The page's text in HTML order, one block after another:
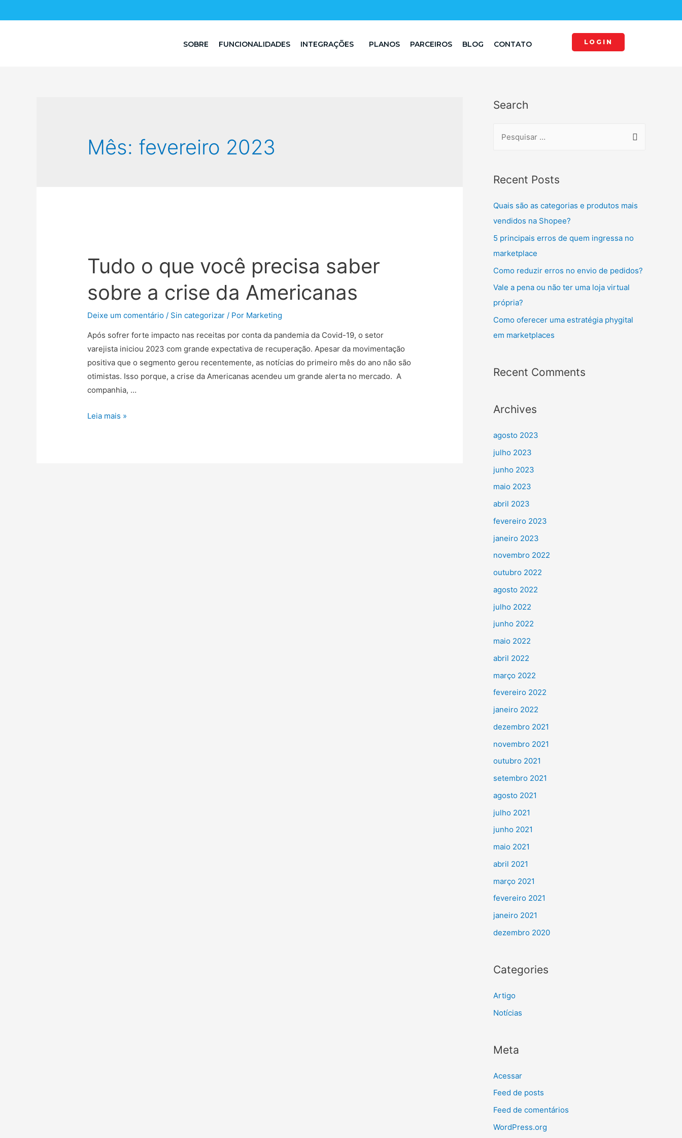
SOBRE FUNCIONALIDADES INTEGRAÇÕES PLANOS PARCEIROS BLOG CONTATO LOGIN
Mês: fevereiro 2023
Tudo o que você precisa saber
sobre a crise da Americanas
Deixe um comentário / Sin categorizar / Por Marketing
Após sofrer forte impacto nas receitas por conta da pandemia da Covid-19, o setor
varejista iniciou 2023 com grande expectativa de recuperação. Apesar da movimentação
positiva que o segmento gerou recentemente, as notícias do primeiro mês do ano não são
otimistas. Isso porque, a crise da Americanas acendeu um grande alerta no mercado. A
companhia, …
Leia mais »
Search
Recent Posts
Quais são as categorias e produtos mais
vendidos na Shopee?
5 principais erros de quem ingressa no
marketplace
Como reduzir erros no envio de pedidos?
Vale a pena ou não ter uma loja virtual
própria?
Como oferecer uma estratégia phygital
em marketplaces
Recent Comments
Archives
agosto 2023
julho 2023
junho 2023
maio 2023
abril 2023
fevereiro 2023
janeiro 2023
novembro 2022
outubro 2022
agosto 2022
julho 2022
junho 2022
maio 2022
abril 2022
março 2022
fevereiro 2022
janeiro 2022
dezembro 2021
novembro 2021
outubro 2021
setembro 2021
agosto 2021
julho 2021
junho 2021
maio 2021
abril 2021
março 2021
fevereiro 2021
janeiro 2021
dezembro 2020
Categories
Artigo
Notícias
Meta
Acessar
Feed de posts
Feed de comentários
WordPress.org